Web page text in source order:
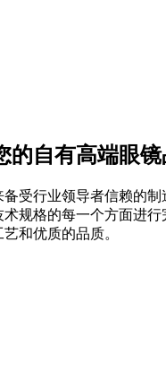
的自有高端眼
受行业领导者信赖的制
规格的每一个方面进
和优质的品质。